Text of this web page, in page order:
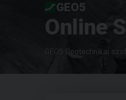
GEO5
Online
GEO5 Geotechnikai